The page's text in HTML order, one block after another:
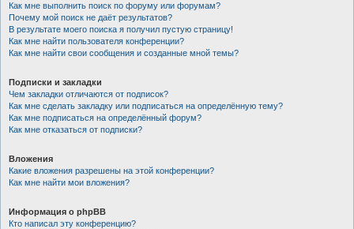
Как мне выполнить поиск по форуму или форумам?
Почему мой поиск не даёт результатов?
В результате моего поиска я получил пустую страницу!
Как мне найти пользователя конференции?
Как мне найти свои сообщения и созданные мной темы?
Подписки и закладки
Чем закладки отличаются от подписок?
Как мне сделать закладку или подписаться на определённую тему?
Как мне подписаться на определённый форум?
Как мне отказаться от подписки?
Вложения
Какие вложения разрешены на этой конференции?
Как мне найти мои вложения?
Информация о phpBB
Кто написал эту конференцию?